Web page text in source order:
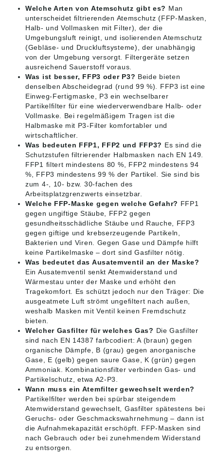
Welche Arten von Atemschutz gibt es? Man
unterscheidet filtrierenden Atemschutz (FFP-Masken,
Halb- und Vollmasken mit Filter), der die
Umgebungsluft reinigt, und isolierenden Atemschutz
(Gebläse- und Druckluftsysteme), der unabhängig
von der Umgebung versorgt. Filtergeräte setzen
ausreichend Sauerstoff voraus.
Was ist besser, FFP3 oder P3? Beide bieten
denselben Abscheidegrad (rund 99 %). FFP3 ist eine
Einweg-Fertigmaske, P3 ein wechselbarer
Partikelfilter für eine wiederverwendbare Halb- oder
Vollmaske. Bei regelmäßigem Tragen ist die
Halbmaske mit P3-Filter komfortabler und
wirtschaftlicher.
Was bedeuten FFP1, FFP2 und FFP3? Es sind die
Schutzstufen filtrierender Halbmasken nach EN 149.
FFP1 filtert mindestens 80 %, FFP2 mindestens 94
%, FFP3 mindestens 99 % der Partikel. Sie sind bis
zum 4-, 10- bzw. 30-fachen des
Arbeitsplatzgrenzwerts einsetzbar.
Welche FFP-Maske gegen welche Gefahr? FFP1
gegen ungiftige Stäube, FFP2 gegen
gesundheitsschädliche Stäube und Rauche, FFP3
gegen giftige und krebserzeugende Partikeln,
Bakterien und Viren. Gegen Gase und Dämpfe hilft
keine Partikelmaske – dort sind Gasfilter nötig.
Was bedeutet das Ausatemventil an der Maske?
Ein Ausatemventil senkt Atemwiderstand und
Wärmestau unter der Maske und erhöht den
Tragekomfort. Es schützt jedoch nur den Träger: Die
ausgeatmete Luft strömt ungefiltert nach außen,
weshalb Masken mit Ventil keinen Fremdschutz
bieten.
Welcher Gasfilter für welches Gas? Die Gasfilter
sind nach EN 14387 farbcodiert: A (braun) gegen
organische Dämpfe, B (grau) gegen anorganische
Gase, E (gelb) gegen saure Gase, K (grün) gegen
Ammoniak. Kombinationsfilter verbinden Gas- und
Partikelschutz, etwa A2-P3.
Wann muss ein Atemfilter gewechselt werden?
Partikelfilter werden bei spürbar steigendem
Atemwiderstand gewechselt, Gasfilter spätestens bei
Geruchs- oder Geschmackswahrnehmung – dann ist
die Aufnahmekapazität erschöpft. FFP-Masken sind
nach Gebrauch oder bei zunehmendem Widerstand
zu entsorgen.